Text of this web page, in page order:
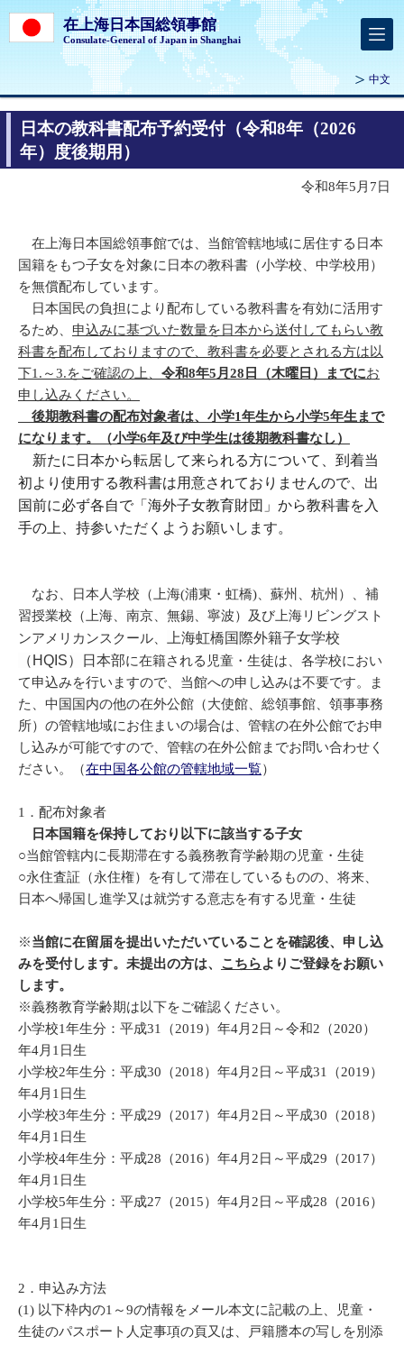
在上海日本国総領事館
Consulate-General of Japan in Shanghai
中文
日本の教科書配布予約受付（令和8年（2026
年）度後期用）
令和8年5月7日
在上海日本国総領事館では、当館管轄地域に居住する日本
国籍をもつ子女を対象に日本の教科書（小学校、中学校用）
を無償配布しています。
日本国民の負担により配布している教科書を有効に活用す
るため、 申込みに基づいた数量を日本から送付してもらい教
科書を配布しておりますので、教科書を必要とされる方は以
下1.～3.をご確認の上、 令和8年5月28日（木曜日）までにお
申し込みください。
後期教科書の配布対象者は、小学1年生から小学5年生まで
になります。（小学6年及び中学生は後期教科書なし）
新たに日本から転居して来られる方について、到着当
初より使用する教科書は用意されておりませんので、 出
国前に必ず各自で「海外子女教育財団」から教科書を入
手の上、持参いただくようお願いします。
なお、日本人学校（上海(浦東・虹橋)、蘇州、杭州）、補
習授業校（上海、南京、無錫、寧波）及び上海リビングスト
ンアメリカンスクール、
上海虹橋国際外籍子女学校
（HQIS）日本部に在籍される児童・生徒は、各学校におい
て申込みを行いますので、当館への申し込みは不要です。ま
た、中国国内の他の在外公館（大使館、総領事館、領事事務
所）の管轄地域にお住まいの場合は、管轄の在外公館でお申
し込みが可能ですので、管轄の在外公館までお問い合わせく
ださい。（在中国各公館の管轄地域一覧）
1．配布対象者
日本国籍を保持しており以下に該当する子女
○当館管轄内に長期滞在する義務教育学齢期の児童・生徒
○永住査証（永住権）を有して滞在しているものの、将来、
日本へ帰国し進学又は就労する意志を有する児童・生徒
※当館に在留届を提出いただいていることを確認後、申し込
みを受付します。未提出の方は、 こちらよりご登録をお願い
します。
※義務教育学齢期は以下をご確認ください。
小学校1年生分：平成31（2019）年4月2日～令和2（2020）
年4月1日生
小学校2年生分：平成30（2018）年4月2日～平成31（2019）
年4月1日生
小学校3年生分：平成29（2017）年4月2日～平成30（2018）
年4月1日生
小学校4年生分：平成28（2016）年4月2日～平成29（2017）
年4月1日生
小学校5年生分：平成27（2015）年4月2日～平成28（2016）
年4月1日生
2．申込み方法
(1) 以下枠内の1～9の情報をメール本文に記載の上、児童・
生徒のパスポート人定事項の頁又は、戸籍謄本の写しを別添